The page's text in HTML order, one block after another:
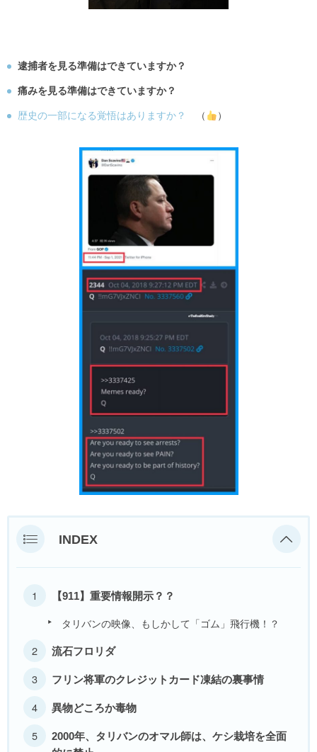
逮捕者を見る準備はできていますか？
痛みを見る準備はできていますか？
歴史の一部になる覚悟はありますか？ （ ）
INDEX
【911】重要情報開示？？
タリバンの映像、もしかして「ゴム」飛行機！？
流石フロリダ
フリン将軍のクレジットカード凍結の裏事情
異物どころか毒物
2000年、タリバンのオマル師は、ケシ栽培を全面